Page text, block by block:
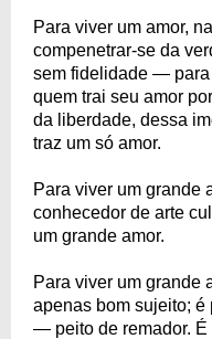
Para viver um amor,
compenetrar-se da
sem fidelidade — para
quem trai seu amor
da liberdade, dessa
traz um só amor.
Para viver um grande
conhecedor de arte
um grande amor.
Para viver um grande
apenas bom sujeito; é
— peito de remador. É